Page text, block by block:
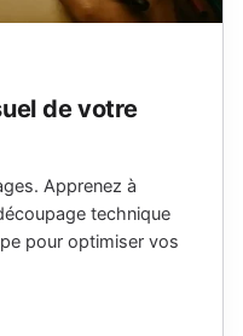
de votre
Apprenez à
technique
pour optimiser vos